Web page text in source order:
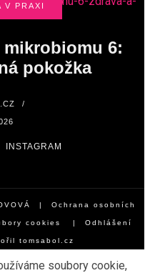
V PRAXI
6:
pokožka
/
INSTAGRAM
| Ochrana osobních
cookies | Odhlášení
tomsabol.cz
soubory cookie,